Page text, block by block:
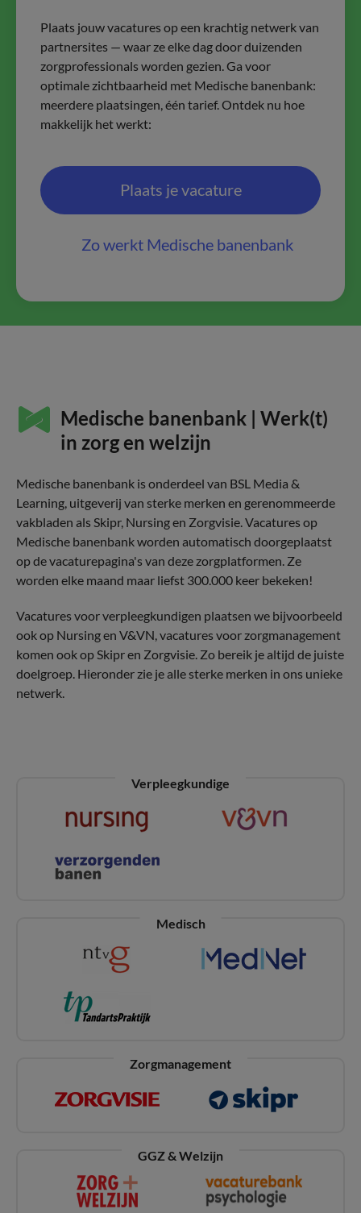
Plaats jouw vacatures op een krachtig netwerk van
partnersites — waar ze elke dag door duizenden
zorgprofessionals worden gezien. Ga voor
optimale zichtbaarheid met Medische banenbank:
meerdere plaatsingen, één tarief. Ontdek nu hoe
makkelijk het werkt:
Plaats je vacature
Zo werkt Medische banenbank
Medische banenbank | Werk(t)
in zorg en welzijn
Medische banenbank is onderdeel van BSL Media &
Learning, uitgeverij van sterke merken en gerenommeerde
vakbladen als Skipr, Nursing en Zorgvisie. Vacatures op
Medische banenbank worden automatisch doorgeplaatst
op de vacaturepagina's van deze zorgplatformen. Ze
worden elke maand maar liefst 300.000 keer bekeken!
Vacatures voor verpleegkundigen plaatsen we bijvoorbeeld
ook op Nursing en V&VN, vacatures voor zorgmanagement
komen ook op Skipr en Zorgvisie. Zo bereik je altijd de juiste
doelgroep. Hieronder zie je alle sterke merken in ons unieke
netwerk.
Verpleegkundige
Medisch
Zorgmanagement
GGZ & Welzijn